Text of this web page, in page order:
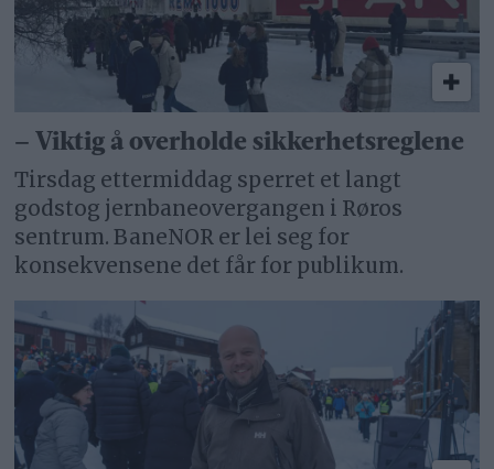
– Viktig å overholde sikkerhetsreglene
Tirsdag ettermiddag sperret et langt
godstog jernbaneovergangen i Røros
sentrum. BaneNOR er lei seg for
konsekvensene det får for publikum.